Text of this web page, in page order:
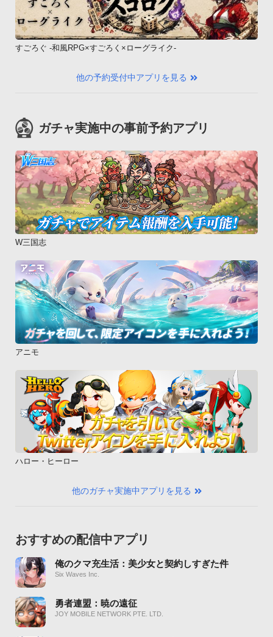
すごろぐ -和風RPG×すごろく×ローグライク-
他の予約受付中アプリを見る
ガチャ実施中の事前予約アプリ
W三国志
アニモ
ハロー・ヒーロー
他のガチャ実施中アプリを見る
おすすめの配信中アプリ
俺のクマ充生活：美少女と契約しすぎた件
Six Waves Inc.
勇者連盟：暁の遠征
JOY MOBILE NETWORK PTE. LTD.